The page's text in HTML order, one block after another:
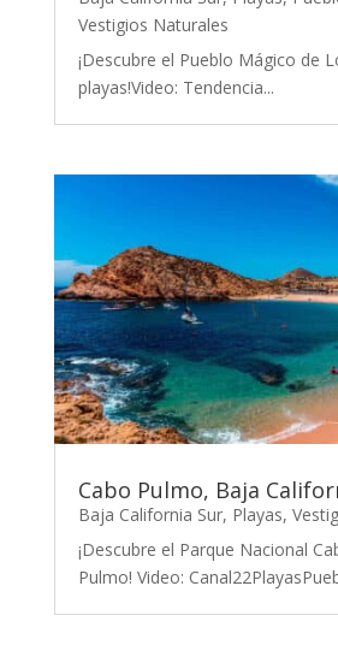
Vestigios Naturales
¡Descubre el Pueblo Mágico de
playas!Video: Tendencia...
Cabo Pulmo, Baja
Baja California Sur, Playas,
¡Descubre el Parque Nacional
Pulmo! Video: